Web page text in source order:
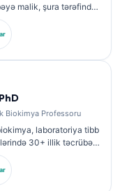
malik, şura tərəfindən
O, klinik kimya üzrə
və klinik praktikada
analiz barədə geniş
Biokimya Professoru
laboratoriya tibb
30+ illik təcrübə
keçmiş
panel analizi,
və AI ilə